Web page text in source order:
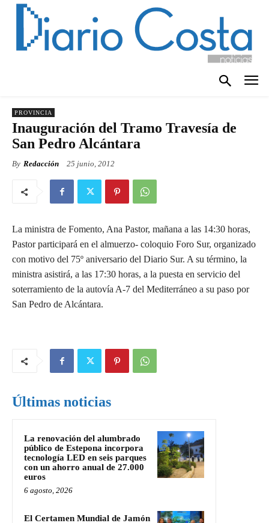
PROVINCIA
Inauguración del Tramo Travesía de
San Pedro Alcántara
By Redacción 25 junio, 2012
La ministra de Fomento, Ana Pastor, mañana a las 14:30 horas,
Pastor participará en el almuerzo- coloquio Foro Sur, organizado
con motivo del 75º aniversario del Diario Sur. A su término, la
ministra asistirá, a las 17:30 horas, a la puesta en servicio del
soterramiento de la autovía A-7 del Mediterráneo a su paso por
San Pedro de Alcántara.
Últimas noticias
La renovación del alumbrado
público de Estepona incorpora
tecnología LED en seis parques
con un ahorro anual de 27.000
euros
6 agosto, 2026
El Certamen Mundial de Jamón